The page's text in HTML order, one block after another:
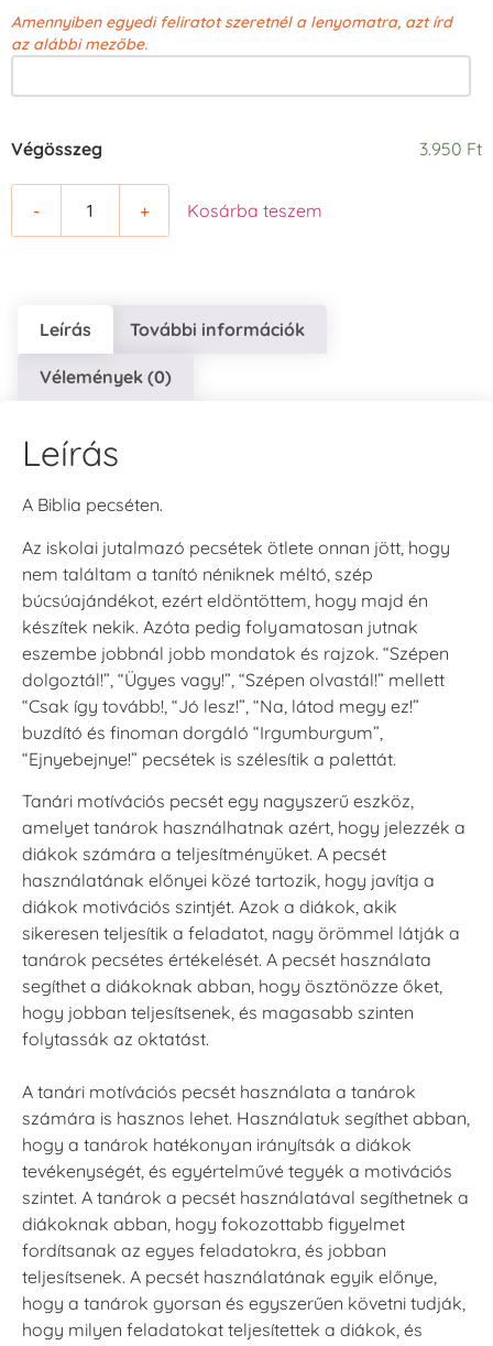
Amennyiben egyedi feliratot szeretnél a lenyomatra, azt írd
az alábbi mezőbe.
Végösszeg 3.950 Ft
- + Kosárba teszem
Leírás További információk
Vélemények (0)
Leírás
A Biblia pecséten.
Az iskolai jutalmazó pecsétek ötlete onnan jött, hogy
nem találtam a tanító néniknek méltó, szép
búcsúajándékot, ezért eldöntöttem, hogy majd én
készítek nekik. Azóta pedig folyamatosan jutnak
eszembe jobbnál jobb mondatok és rajzok. “Szépen
dolgoztál!”, “Ügyes vagy!”, “Szépen olvastál!” mellett
“Csak így tovább!, “Jó lesz!”, “Na, látod megy ez!”
buzdító és finoman dorgáló “Irgumburgum”,
“Ejnyebejnye!” pecsétek is szélesítik a palettát.
Tanári motívációs pecsét egy nagyszerű eszköz,
amelyet tanárok használhatnak azért, hogy jelezzék a
diákok számára a teljesítményüket. A pecsét
használatának előnyei közé tartozik, hogy javítja a
diákok motivációs szintjét. Azok a diákok, akik
sikeresen teljesítik a feladatot, nagy örömmel látják a
tanárok pecsétes értékelését. A pecsét használata
segíthet a diákoknak abban, hogy ösztönözze őket,
hogy jobban teljesítsenek, és magasabb szinten
folytassák az oktatást.
A tanári motívációs pecsét használata a tanárok
számára is hasznos lehet. Használatuk segíthet abban,
hogy a tanárok hatékonyan irányítsák a diákok
tevékenységét, és egyértelművé tegyék a motivációs
szintet. A tanárok a pecsét használatával segíthetnek a
diákoknak abban, hogy fokozottabb figyelmet
fordítsanak az egyes feladatokra, és jobban
teljesítsenek. A pecsét használatának egyik előnye,
hogy a tanárok gyorsan és egyszerűen követni tudják,
hogy milyen feladatokat teljesítettek a diákok, és